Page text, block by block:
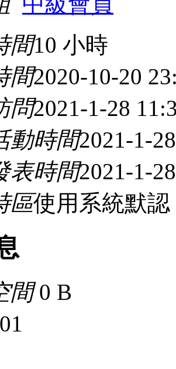
間10 小時
間2020-10-20
問2021-1-28
動時間2021-1-
表時間2021-1-
區使用系統默認
間0 B